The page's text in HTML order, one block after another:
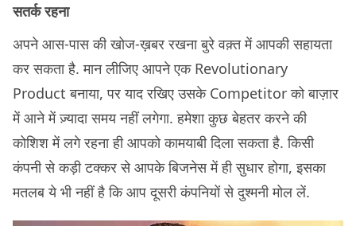
सतर्क रहना
अपने आस-पास की खोज-ख़बर रखना बुरे वक़्त में आपकी सहायता
कर सकता है. मान लीजिए आपने एक Revolutionary
Product बनाया, पर याद रखिए उसके Competitor को बाज़ार
में आने में ज़्यादा समय नहीं लगेगा. हमेशा कुछ बेहतर करने की
कोशिश में लगे रहना ही आपको कामयाबी दिला सकता है. किसी
कंपनी से कड़ी टक्कर से आपके बिजनेस में ही सुधार होगा, इसका
मतलब ये भी नहीं है कि आप दूसरी कंपनियों से दुश्मनी मोल लें.